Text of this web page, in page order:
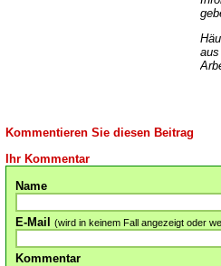
Kommentieren Sie diesen Beitrag
Ihr Kommentar
Name
E-Mail (wird in keinem Fall angezeigt oder
Kommentar